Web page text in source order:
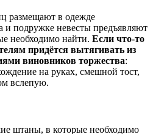
размещают в одежде
и подружке невесты предъявляют
необходимо найти. Если что-то
придётся вытягивать из
виновников торжества:
на руках, смешной тост,
вслепую.
штаны, в которые необходимо